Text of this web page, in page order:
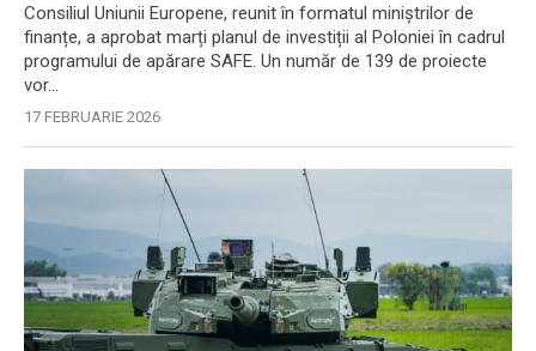
Consiliul Uniunii Europene, reunit în formatul miniștrilor de
finanțe, a aprobat marți planul de investiții al Poloniei în cadrul
programului de apărare SAFE. Un număr de 139 de proiecte
vor...
17 FEBRUARIE 2026